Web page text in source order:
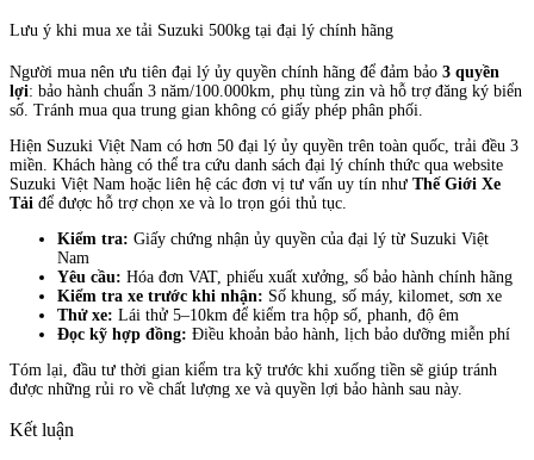
Lưu ý khi mua xe tải Suzuki 500kg tại đại lý chính hãng
Người mua nên ưu tiên đại lý ủy quyền chính hãng để đảm bảo 3 quyền
lợi: bảo hành chuẩn 3 năm/100.000km, phụ tùng zin và hỗ trợ đăng ký biển
số. Tránh mua qua trung gian không có giấy phép phân phối.
Hiện Suzuki Việt Nam có hơn 50 đại lý ủy quyền trên toàn quốc, trải đều 3
miền. Khách hàng có thể tra cứu danh sách đại lý chính thức qua website
Suzuki Việt Nam hoặc liên hệ các đơn vị tư vấn uy tín như Thế Giới Xe
Tải để được hỗ trợ chọn xe và lo trọn gói thủ tục.
Kiểm tra: Giấy chứng nhận ủy quyền của đại lý từ Suzuki Việt
Nam
Yêu cầu: Hóa đơn VAT, phiếu xuất xưởng, sổ bảo hành chính hãng
Kiểm tra xe trước khi nhận: Số khung, số máy, kilomet, sơn xe
Thử xe: Lái thử 5–10km để kiểm tra hộp số, phanh, độ êm
Đọc kỹ hợp đồng: Điều khoản bảo hành, lịch bảo dưỡng miễn phí
Tóm lại, đầu tư thời gian kiểm tra kỹ trước khi xuống tiền sẽ giúp tránh
được những rủi ro về chất lượng xe và quyền lợi bảo hành sau này.
Kết luận